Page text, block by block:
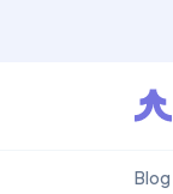
Blog